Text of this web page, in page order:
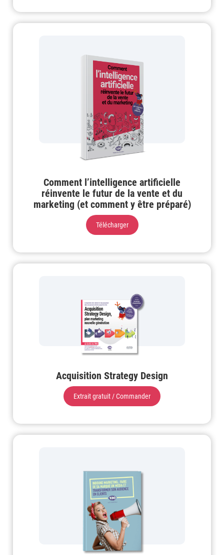
Comment l’intelligence artificielle
réinvente le futur de la vente et du
marketing (et comment y être préparé)
Télécharger
Acquisition Strategy Design
Extrait gratuit / Commander